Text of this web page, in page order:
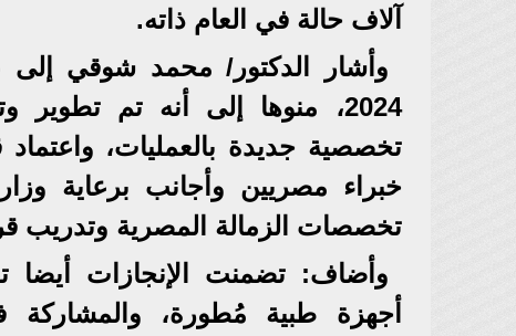
آلاف حالة في العام ذاته.
وأشار الدكتور/ محمد شوقي
2024، منوها إلى أنه تم
خبراء مصريين وأجانب برعاية
تخصصات الزمالة المصرية وتدريب قرابة 100
وأضاف: تضمنت الإنجازات أيضا
أجهزة طبية مُطورة،